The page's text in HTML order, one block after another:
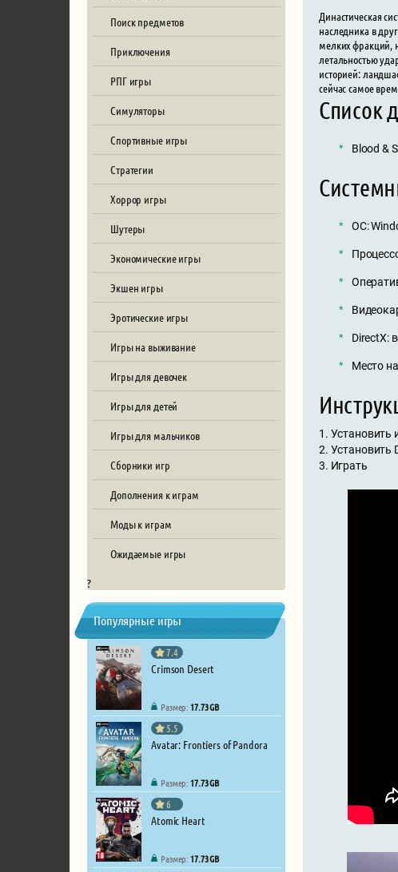
Поиск предметов
Приключения
РПГ игры
Симуляторы
Спортивные игры
Стратегии
Хоррор игры
Шутеры
Экономические игры
Экшен игры
Эротические игры
Игры на выживание
Игры для девочек
Игры для детей
Игры для мальчиков
Сборники игр
Дополнения к играм
Моды к играм
Ожидаемые игры
?
Популярные игры
7.4
Crimson Desert
Размер: 17.73 GB
5.5
Avatar: Frontiers of Pandora
Размер: 17.73 GB
6
Atomic Heart
Размер: 17.73 GB
Династическая
наследника в
мелких фракций,
летальностью
историей:
сейчас самое
Список
Blood &
ОС:
DirectX:
Место
1. Установить
2. Установить
3. Играть